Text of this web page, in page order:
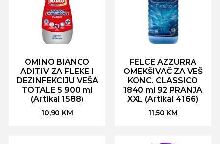
OMINO BIANCO
ADITIV ZA FLEKE I
DEZINFEKCIJU VEŠA
TOTALE 5 900 ml
(Artikal 1588)
10,90 KM
FELCE AZZURRA
OMEKŠIVAČ ZA VEŠ
KONC. CLASSICO
1840 ml 92 PRANJA
XXL (Artikal 4166)
11,50 KM